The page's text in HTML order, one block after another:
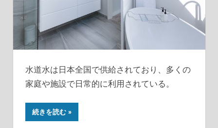
水道水は日本全国で供給されており、多くの
家庭や施設で日常的に利用されている。
続きを読む